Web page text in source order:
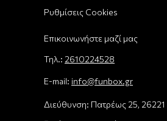
Ρυθμίσεις Cookies
Επικοινωνήστε μαζί μας
Τηλ.: 2610224528
E-mail: info@funbox.gr
Διεύθυνση: Πατρέως 25, 26221